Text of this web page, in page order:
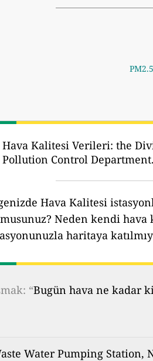
Hava Kalitesi Verileri: the
Pollution Control
Hava Kalitesi
musunuz? Neden kendi hava
haritaya
“Bugün hava ne kadar
Water Pumping Station,